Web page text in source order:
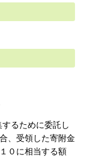
るために委託し
、受領した寄附金
０に相当する額